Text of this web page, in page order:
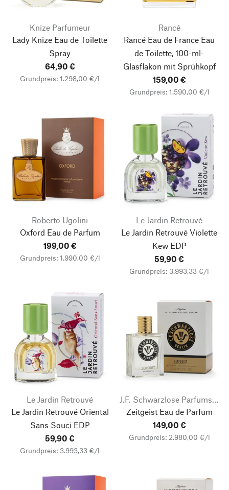
Knize Parfumeur
Lady Knize Eau de Toilette
Spray
64,90 €
Grundpreis: 1.298,00 €/l
Rancé
Rancé Eau de France Eau
de Toilette, 100-ml-
Glasflakon mit Sprühkopf
159,00 €
Grundpreis: 1.590,00 €/l
Roberto Ugolini
Oxford Eau de Parfum
199,00 €
Grundpreis: 1.990,00 €/l
Le Jardin Retrouvé
Le Jardin Retrouvé Violette
Kew EDP
59,90 €
Grundpreis: 3.993,33 €/l
Le Jardin Retrouvé
Le Jardin Retrouvé Oriental
Sans Souci EDP
59,90 €
Grundpreis: 3.993,33 €/l
J.F. Schwarzlose Parfums Berlin
Zeitgeist Eau de Parfum
149,00 €
Grundpreis: 2.980,00 €/l